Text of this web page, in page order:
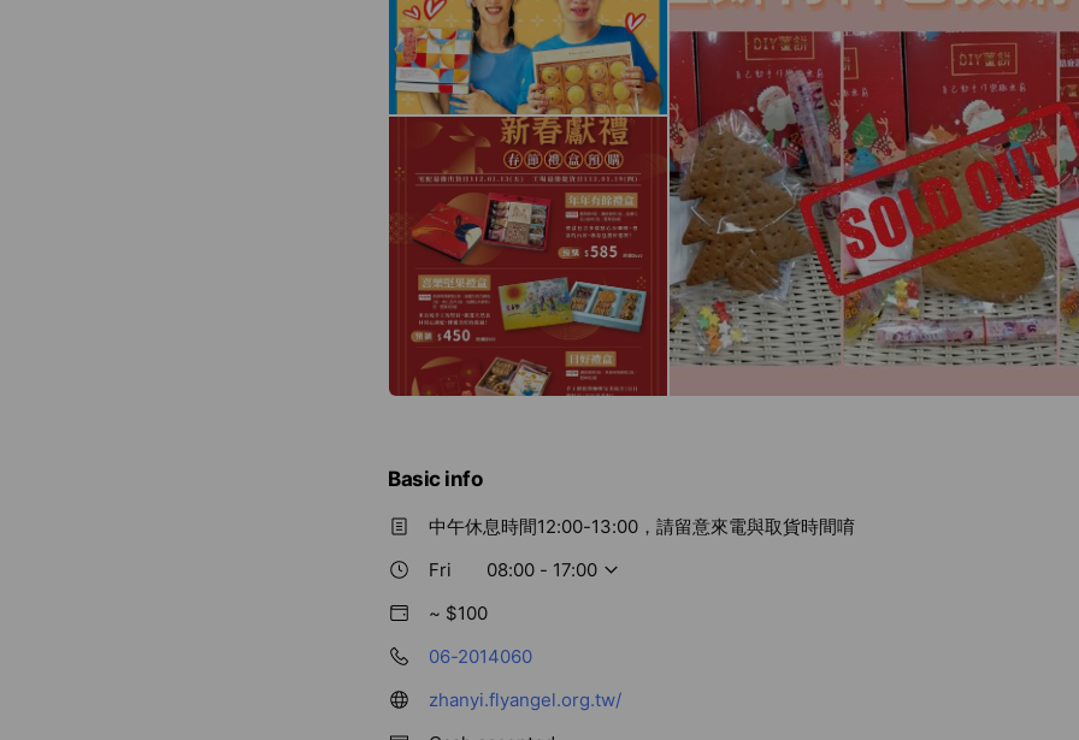
Basic info
中午休息時間12:00-13:00，請留意來電與取貨時間唷
Fri
08:00 - 17:00
~ $100
06-2014060
zhanyi.flyangel.org.tw/